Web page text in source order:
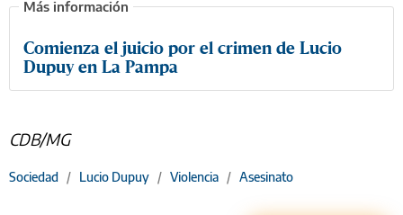
Comienza el juicio por el crimen de Lucio
Dupuy en La Pampa
CDB/MG
Sociedad / Lucio Dupuy / Violencia / Asesinato